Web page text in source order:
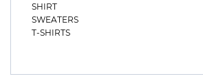
SHIRT
SWEATERS
T-SHIRTS